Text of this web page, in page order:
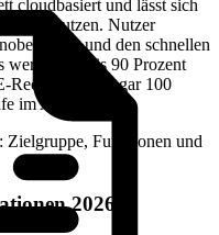
cloudbasiert und lässt sich
App nutzen. Nutzer
und den schnellen
werden 80 bis 90 Prozent
Rechnungen sogar 100
im Alltag.
2026